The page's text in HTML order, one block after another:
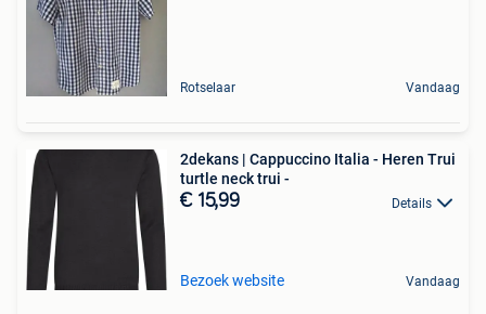
Rotselaar Vandaag
2dekans | Cappuccino Italia - Heren Trui
turtle neck trui -
€ 15,99 Details
Bezoek website Vandaag